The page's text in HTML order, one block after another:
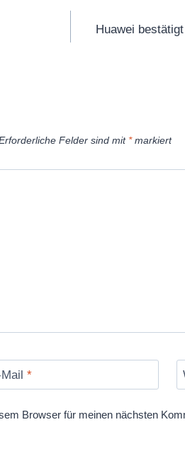
Huawei
Felder sind mit *markiert
*
Browser für meinen nächsten